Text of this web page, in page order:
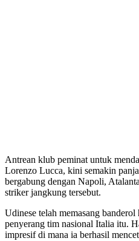
Antrean klub peminat untuk
Lorenzo Lucca, kini semakin
bergabung dengan Napoli,
striker jangkung tersebut.
Udinese telah memasang
penyerang tim nasional Italia itu.
impresif di mana ia berhasil